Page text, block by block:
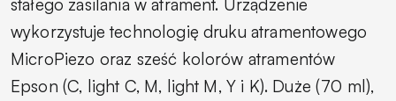
wykorzystuje technologię druku atramentowego
MicroPiezo oraz sześć kolorów atramentów
Epson (C, light C, M, light M, Y i K). Duże (70 ml),